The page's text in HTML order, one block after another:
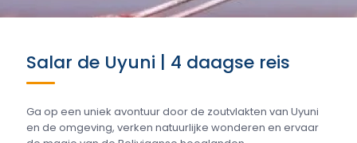
Salar de Uyuni | 4 daagse reis
Ga op een uniek avontuur door de zoutvlakten van Uyuni
en de omgeving, verken natuurlijke wonderen en ervaar